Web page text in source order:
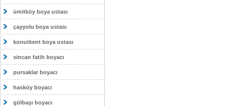
ümitköy boya ustası
çayyolu boya ustası
konutkent boya ustası
sincan fatih boyacı
pursaklar boyacı
hasköy boyacı
gölbaşı boyacı